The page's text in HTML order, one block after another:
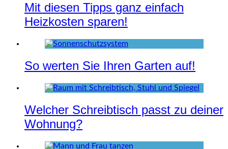
Mit diesen Tipps ganz einfach
Heizkosten sparen!
So werten Sie Ihren Garten auf!
Welcher Schreibtisch passt zu deiner
Wohnung?